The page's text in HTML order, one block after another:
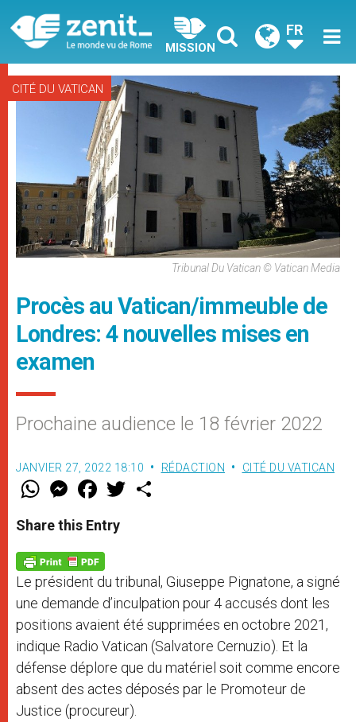
MISSION
FR
CITÉ DU VATICAN
Tribunal Du Vatican © Vatican Media
Procès au Vatican/immeuble de
Londres: 4 nouvelles mises en
examen
Prochaine audience le 18 février 2022
JANVIER 27, 2022 18:10 RÉDACTION CITÉ DU VATICAN
W
t
s
p
p
M
e
s
e
g
e
r
F
a
e
b
o
k
w
Share this Entry
Le président du tribunal, Giuseppe Pignatone, a signé
une demande d’inculpation pour 4 accusés dont les
positions avaient été supprimées en octobre 2021,
indique Radio Vatican (Salvatore Cernuzio). Et la
défense déplore que du matériel soit comme encore
absent des actes déposés par le Promoteur de
Justice (procureur).